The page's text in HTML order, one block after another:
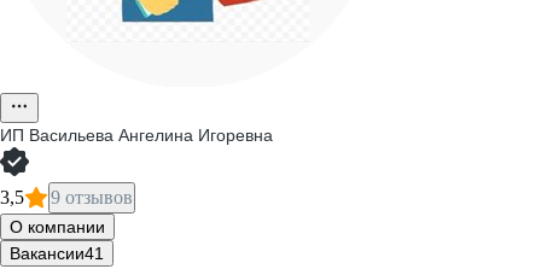
ИП Васильева Ангелина Игоревна
3,5 9 отзывов
О компании
Вакансии41